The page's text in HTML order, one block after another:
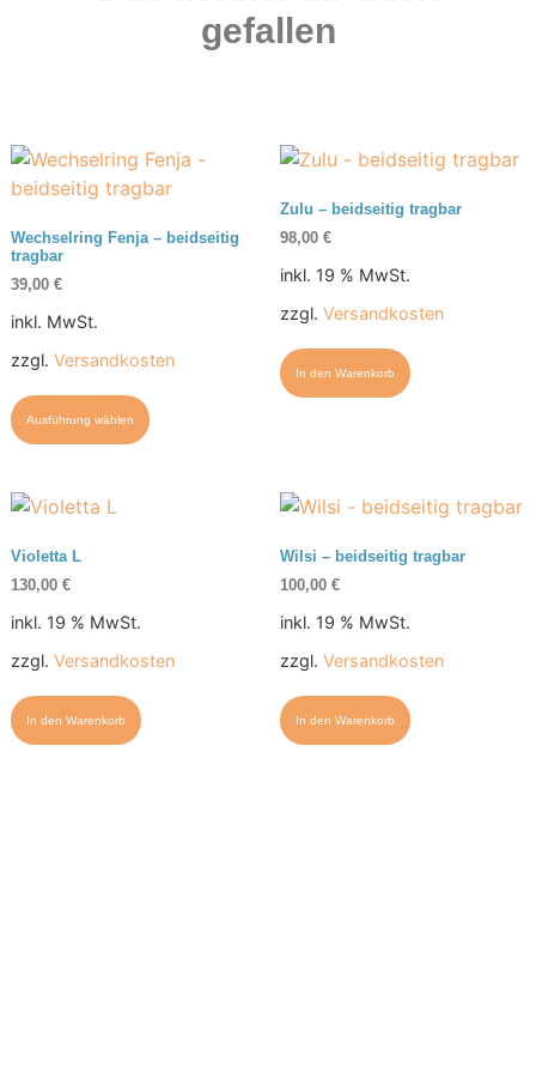
gefallen
Wechselring Fenja – beidseitig
tragbar
39,00 €
inkl. MwSt.
zzgl. Versandkosten
Ausführung wählen
Zulu – beidseitig tragbar
98,00 €
inkl. 19 % MwSt.
zzgl. Versandkosten
In den Warenkorb
Violetta L
130,00 €
inkl. 19 % MwSt.
zzgl. Versandkosten
In den Warenkorb
Wilsi – beidseitig tragbar
100,00 €
inkl. 19 % MwSt.
zzgl. Versandkosten
In den Warenkorb